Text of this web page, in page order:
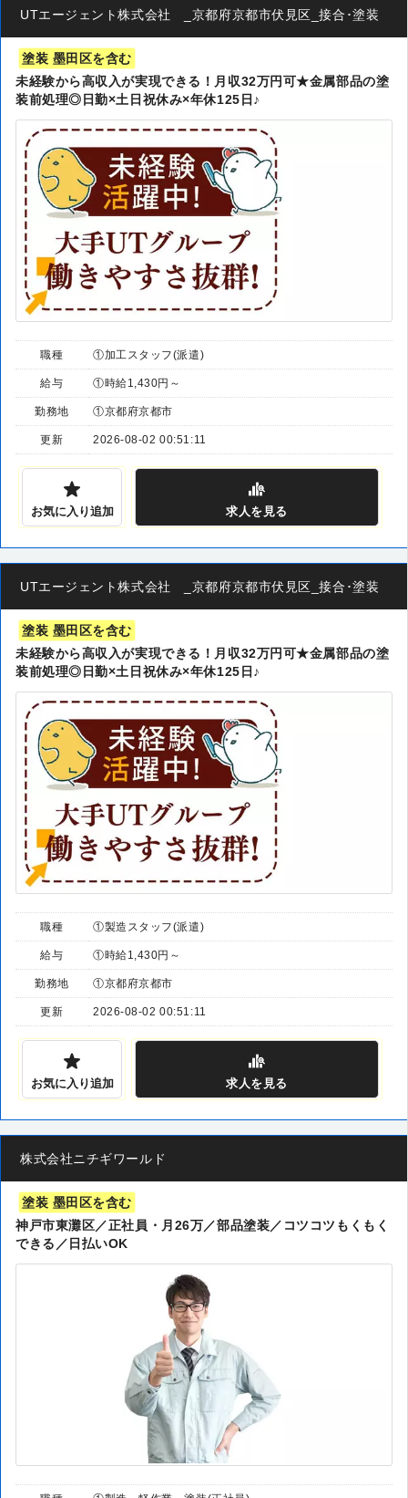
UTエージェント株式会社 _京都府京都市伏見区_接合･塗装
塗装 墨田区を含む
未経験から高収入が実現できる！月収32万円可★金属部品の塗
装前処理◎日勤×土日祝休み×年休125日♪
職種 ①加工スタッフ(派遣)
給与 ①時給1,430円～
勤務地 ①京都府京都市
更新 2026-08-02 00:51:11
お気に入り追加 求人 を見る
UTエージェント株式会社 _京都府京都市伏見区_接合･塗装
塗装 墨田区を含む
未経験から高収入が実現できる！月収32万円可★金属部品の塗
装前処理◎日勤×土日祝休み×年休125日♪
職種 ①製造スタッフ(派遣)
給与 ①時給1,430円～
勤務地 ①京都府京都市
更新 2026-08-02 00:51:11
お気に入り追加 求人を見る
株式会社ニチギワールド
塗装 墨田区を含む
神戸市東灘区／正社員・月26万／部品塗装／コツコツもくもく
できる／日払いOK